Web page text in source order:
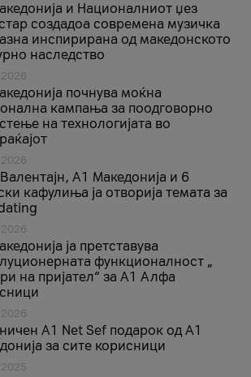
и Националниот џез
создадоа современа музичка
инспирирана од македонското
наследство
почнува моќна
кампања за поодговорно
на технологијата во
A1 Македонија и 6
кафулиња ја отворија темата за
ја претставува
функционалност „
на пријател“ за А1 Алфа
A1 Net Sеf подарок од А1
за сите корисници